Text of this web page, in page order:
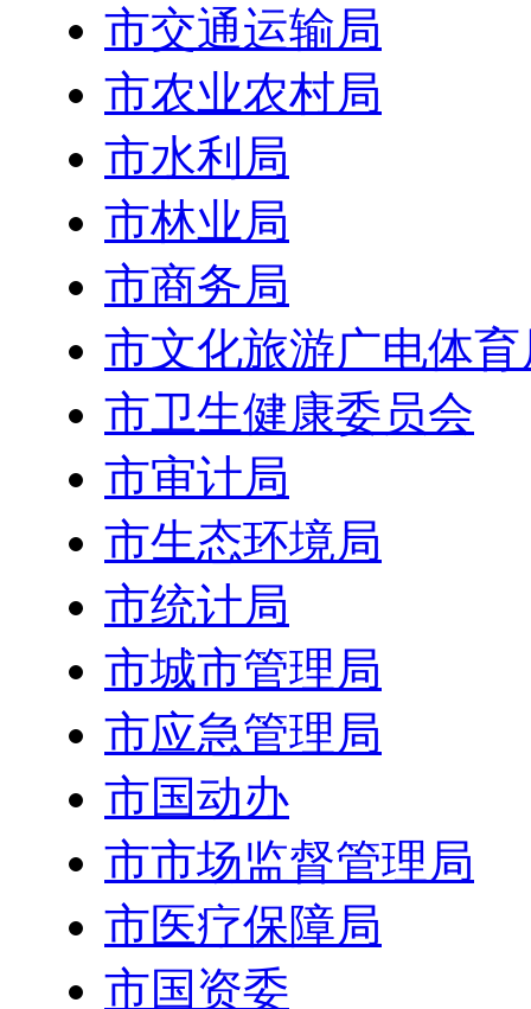
市交通运输局
市农业农村局
市水利局
市林业局
市商务局
市文化旅游广电体育
市卫生健康委员会
市审计局
市生态环境局
市统计局
市城市管理局
市应急管理局
市国动办
市市场监督管理局
市医疗保障局
市国资委